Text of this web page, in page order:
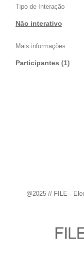
Tipo de Interação
Não interativo
Mais informações
Participantes (1)
@2025 // FILE -